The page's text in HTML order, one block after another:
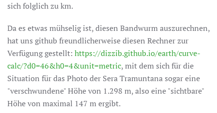
sich folglich zu km.
Da es etwas mühselig ist, diesen Bandwurm auszurechnen,
hat uns github freundlicherweise diesen Rechner zur
Verfügung gestellt: https://dizzib.github.io/earth/curve-
calc/?d0=46&h0=4&unit=metric, mit dem sich für die
Situation für das Photo der Sera Tramuntana sogar eine
"verschwundene" Höhe von 1.298 m, also eine "sichtbare"
Höhe von maximal 147 m ergibt.